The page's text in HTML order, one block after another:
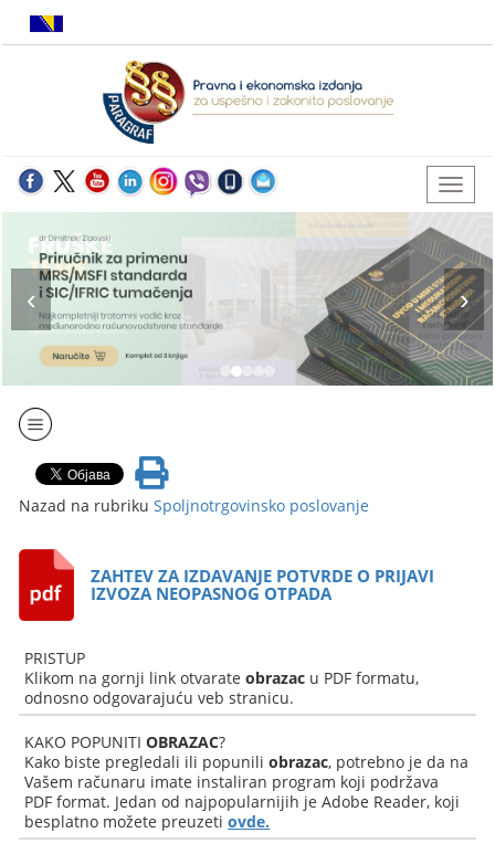
Nazad na rubrikuSpoljnotrgovinsko poslovanje
ZAHTEV ZA IZDAVANJE POTVRDE O PRIJAVI
IZVOZA NEOPASNOG OTPADA
PRISTUP
Klikom na gornji link otvarateobrazac u PDF formatu,
odnosno odgovarajuću veb stranicu.
KAKO POPUNITIOBRAZAC?
Kako biste pregledali ili popuniliobrazac, potrebno je da na
Vašem računaru imate instaliran program koji podržava
PDF format. Jedan od najpopularnijih je Adobe Reader, koji
besplatno možete preuzetiovde.